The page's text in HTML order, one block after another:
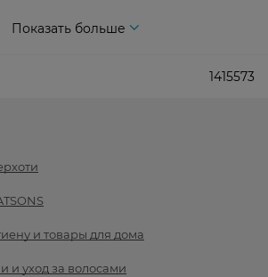
Показать больше
1415573
и товары для дома
и уход за волосами